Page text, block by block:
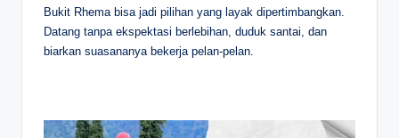
Bukit Rhema bisa jadi pilihan yang layak dipertimbangkan.
Datang tanpa ekspektasi berlebihan, duduk santai, dan
biarkan suasananya bekerja pelan-pelan.